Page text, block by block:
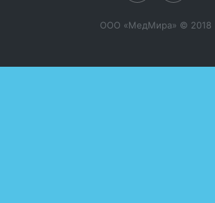
ООО «МедМира» © 2018